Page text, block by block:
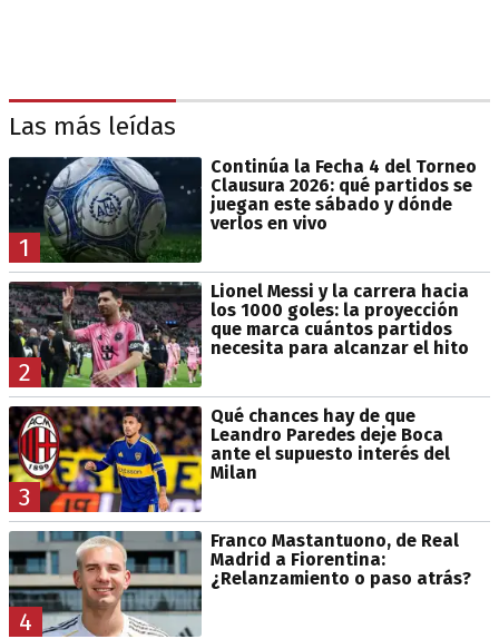
Las más leídas
1
Continúa la Fecha 4 del Torneo
Clausura 2026: qué partidos se
juegan este sábado y dónde
verlos en vivo
2
Lionel Messi y la carrera hacia
los 1000 goles: la proyección
que marca cuántos partidos
necesita para alcanzar el hito
3
Qué chances hay de que
Leandro Paredes deje Boca
ante el supuesto interés del
Milan
4
Franco Mastantuono, de Real
Madrid a Fiorentina:
¿Relanzamiento o paso atrás?